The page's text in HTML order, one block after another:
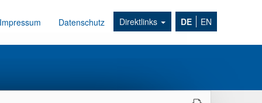
Impressum Datenschutz Direktlinks DE EN